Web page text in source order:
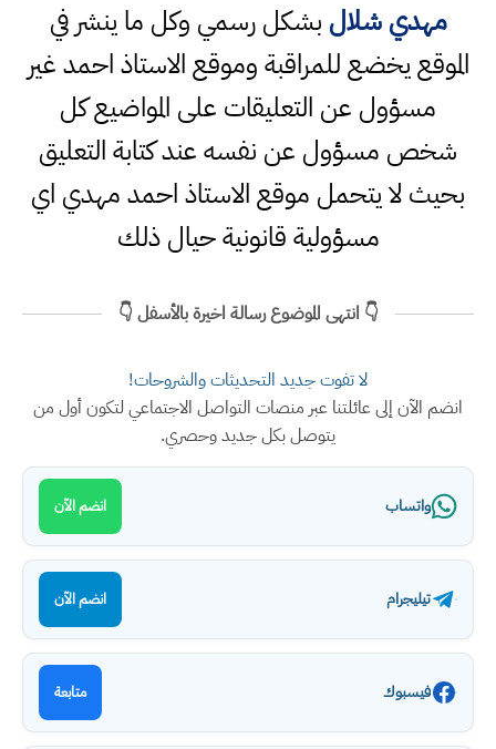
مهدي شلال بشكل رسمي وكل ما ينشر في
الموقع يخضع للمراقبة وموقع الاستاذ احمد غير
مسؤول عن التعليقات على المواضيع كل
شخص مسؤول عن نفسه عند كتابة التعليق
بحيث لا يتحمل موقع الاستاذ احمد مهدي اي
مسؤولية قانونية حيال ذلك
👇 انتهى الموضوع رسالة اخيرة بالأسفل 👇
لا تفوت جديد التحديثات والشروحات!
انضم الآن إلى عائلتنا عبر منصات التواصل الاجتماعي لتكون أول من
يتوصل بكل جديد وحصري.
واتساب انضم الآن
تيليجرام انضم الآن
فيسبوك متابعة